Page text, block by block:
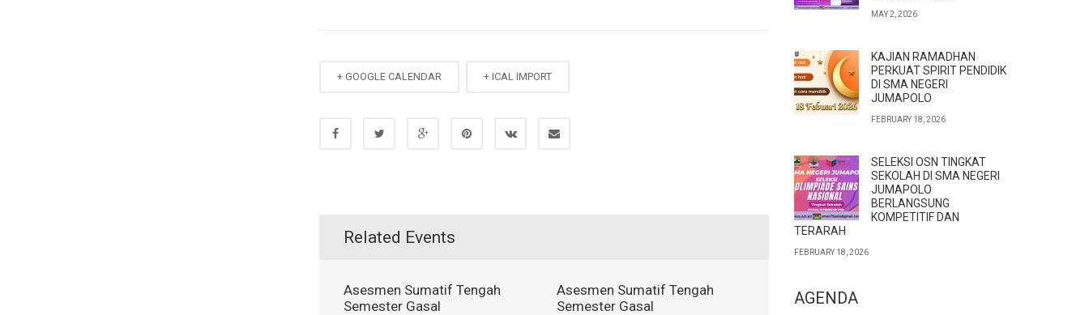
+ GOOGLE CALENDAR + ICAL IMPORT
Related Events
Asesmen Sumatif Tengah
Semester Gasal
Asesmen Sumatif Tengah
Semester Gasal
MAY 2, 2026
KAJIAN RAMADHAN
PERKUAT SPIRIT PENDIDIK
DI SMA NEGERI
JUMAPOLO
FEBRUARY 18, 2026
SELEKSI OSN TINGKAT
SEKOLAH DI SMA NEGERI
JUMAPOLO
BERLANGSUNG
KOMPETITIF DAN
TERARAH
FEBRUARY 18, 2026
AGENDA